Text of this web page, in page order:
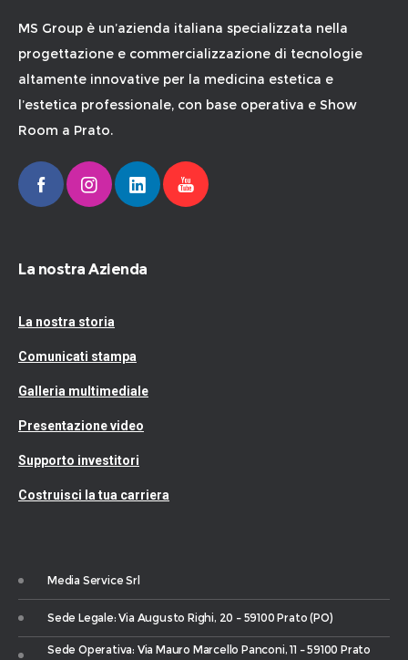
MS Group è un’azienda italiana specializzata nella
progettazione e commercializzazione di tecnologie
altamente innovative per la medicina estetica e
l’estetica professionale, con base operativa e Show
Room a Prato.
La nostra Azienda
La nostra storia
Comunicati stampa
Galleria multimediale
Presentazione video
Supporto investitori
Costruisci la tua carriera
Media Service Srl
Sede Legale: Via Augusto Righi, 20 – 59100 Prato (PO)
Sede Operativa: Via Mauro Marcello Panconi, 11 – 59100 Prato